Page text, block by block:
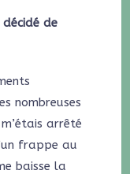
de
nombreuses
arrêté
frappe au
baisse la